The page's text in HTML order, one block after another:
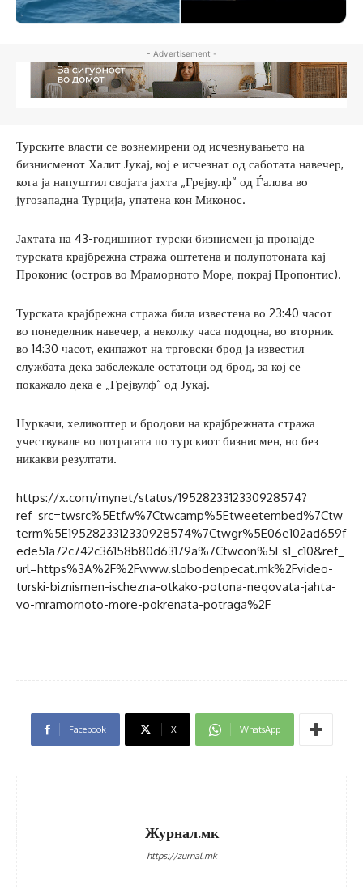
- Advertisement -
Турските власти се вознемирени од исчезнувањето на
бизнисменот Халит Јукај, кој е исчезнат од саботата навечер,
кога ја напуштил својата јахта „Грејвулф“ од Ѓалова во
југозападна Турција, упатена кон Миконос.
Јахтата на 43-годишниот турски бизнисмен ја пронајде
турската крајбрежна стража оштетена и полупотоната кај
Проконис (остров во Мраморното Море, покрај Пропонтис).
Турската крајбрежна стража била известена во 23:40 часот
во понеделник навечер, а неколку часа подоцна, во вторник
во 14:30 часот, екипажот на трговски брод ја известил
службата дека забележале остатоци од брод, за кој се
покажало дека е „Грејвулф“ од Јукај.
Нуркачи, хеликоптер и бродови на крајбрежната стража
учествувале во потрагата по турскиот бизнисмен, но без
никакви резултати.
https://x.com/mynet/status/1952823312330928574?
ref_src=twsrc%5Etfw%7Ctwcamp%5Etweetembed%7Ctw
term%5E1952823312330928574%7Ctwgr%5E06e102ad659f
ede51a72c742c36158b80d63179a%7Ctwcon%5Es1_c10&ref_
url=https%3A%2F%2Fwww.slobodenpecat.mk%2Fvideo-
turski-biznismen-ischezna-otkako-potona-negovata-jahta-
vo-mramornoto-more-pokrenata-potraga%2F
Facebook X WhatsApp
Журнал.мк
https://zurnal.mk